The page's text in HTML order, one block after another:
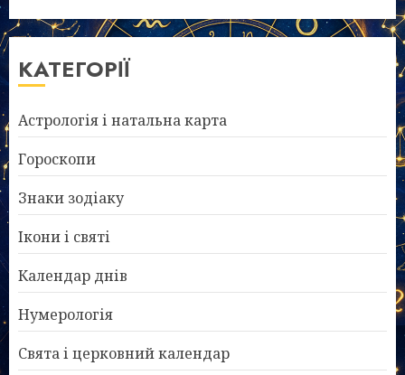
КАТЕГОРІЇ
Астрологія і натальна карта
Гороскопи
Знаки зодіаку
Ікони і святі
Календар днів
Нумерологія
Свята і церковний календар